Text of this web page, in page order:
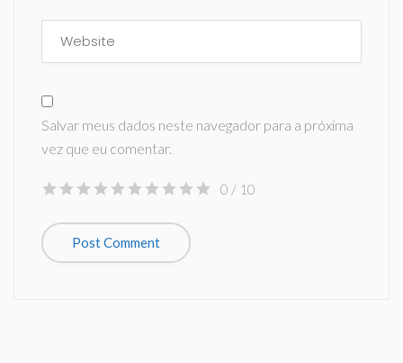
Salvar meus dados neste navegador para a próxima
vez que eu comentar.
0 / 10